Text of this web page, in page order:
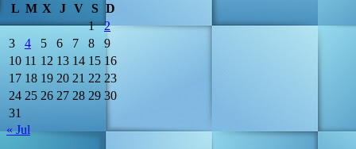
L M X J V S D
1
2
3
4 5 6 7 8
9
10 11 12 13 14 15 16
17 18 19 20 21 22 23
24 25 26 27 28 29 30
31
« Jul